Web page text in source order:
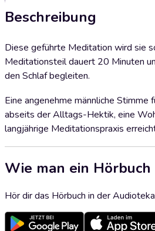
Beschreibung
Diese geführte Meditation wird sie
Meditationsteil dauert 20 Minuten
den Schlaf begleiten.
Eine angenehme männliche
abseits der Alltags-Hektik, eine
langjährige Meditationspraxis
Wie man ein
Hör dir das Hörbuch in der